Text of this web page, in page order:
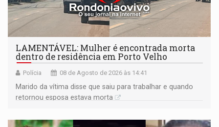
LAMENTÁVEL: Mulher é encontrada morta
dentro de residência em Porto Velho
Polícia 08 de Agosto de 2026 às 14:41
Marido da vítima disse que saiu para trabalhar e quando
retornou esposa estava morta